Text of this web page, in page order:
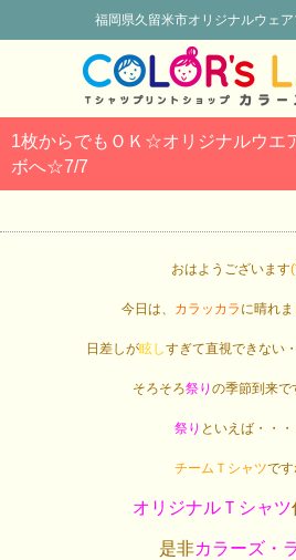
福岡県久留米市オリジナルウェ
1枚からでもＯＫ☆オリジナルウエ
ボへ☆7/7
おはようございます
今日は、 カラッカラ に晴れ
日差しが眩しすぎて直視できない
そろそろ祭り の季節到来で
祭り といえば・・・
チームＴシャツで
オリジナルＴシャツ
是非カラーズ・